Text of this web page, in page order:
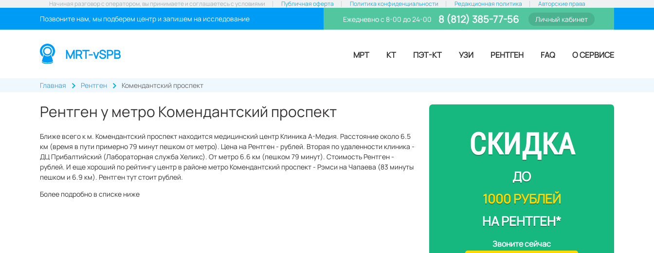
Начиная разговор с оператором, вы принимаете и соглашаетесь с условиями Публичная оферта Политика конфиденциальности Редакционная политика Авторские права
Позвоните нам, мы подберем центр и запишем на исследование Ежедневно с 8-00 до 24-00 8 (812) 385-77-56 Личный кабинет
MRT-vSPB МРТ КТ ПЭТ-КТ УЗИ РЕНТГЕН FAQ О СЕРВИСЕ
Главная Рентген Комендантский проспект
Рентген у метро Комендантский проспект
Ближе всего к м. Комендантский проспект находится медицинский центр Клиника А-Медия. Расстояние около 6.5
км (время в пути примерно 79 минут пешком от метро). Цена на Рентген - рублей. Вторая по удаленности клиника -
ДЦ Прибалтийский (Лабораторная служба Хеликс). От метро 6.6 км (пешком 79 минут). Стоимость Рентген -
рублей. И еще хороший по рейтингу центр в районе метро Комендантский проспект - Рэмси на Чапаева (83 минуты
пешком и 6.9 км). Рентген тут стоит рублей.
Более подробно в списке ниже
СКИДКА
ДО
1000 РУБЛЕЙ
НА РЕНТГЕН*
Звоните сейчас